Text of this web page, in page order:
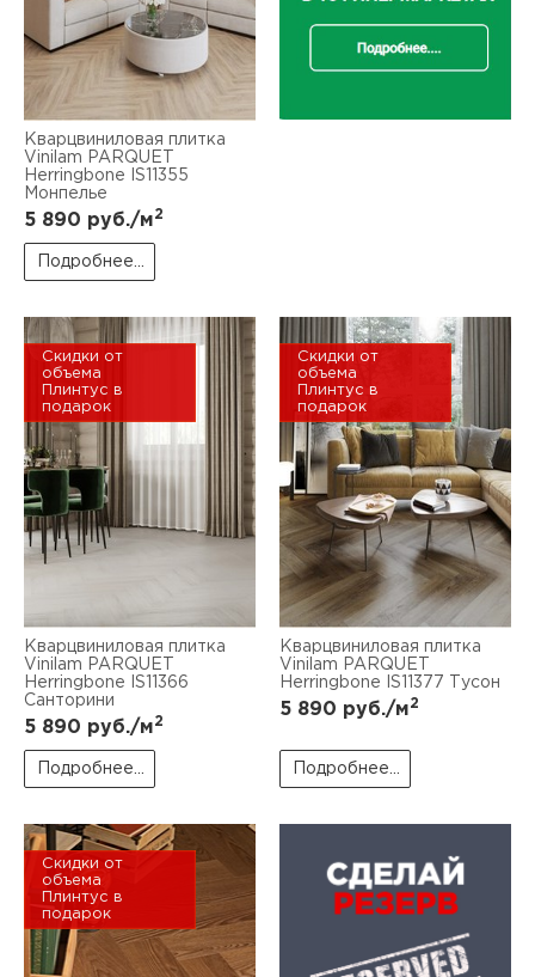
Кварцвиниловая плитка
Vinilam PARQUET
Herringbone IS11355
Монпелье
5 890 руб./м2
Подробнее...
Скидки от
объема
Плинтус в
подарок
Кварцвиниловая плитка
Vinilam PARQUET
Herringbone IS11366
Санторини
5 890 руб./м2
Подробнее...
Скидки от
объема
Плинтус в
подарок
Кварцвиниловая плитка
Vinilam PARQUET
Herringbone IS11377 Тусон
5 890 руб./м2
Подробнее...
Скидки от
объема
Плинтус в
подарок